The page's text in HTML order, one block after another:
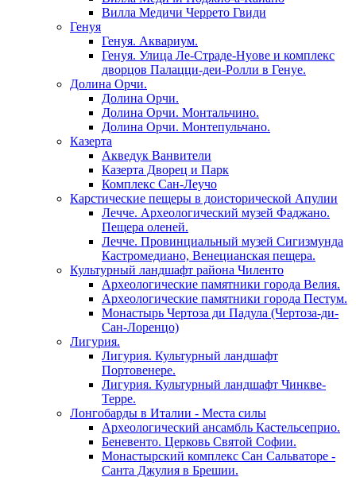
Вилла Медичи Черрето Гвиди
Генуя
Генуя. Аквариум.
Генуя. Улица Ле-Страде-Нуове и комплекс
дворцов Палацци-деи-Ролли в Генуе.
Долина Орчи.
Долина Орчи.
Долина Орчи. Монтальчино.
Долина Орчи. Монтепульчано.
Казерта
Акведук Ванвители
Казерта Дворец и Парк
Комплекс Сан-Леучо
Карстические пещеры в доисторической Апулии
Лечче. Археологический музей Фаджано.
Пещера оленей.
Лечче. Провинциальный музей Сигизмунда
Кастромедиано, Венецианская пещера.
Культурный ландшафт района Чиленто
Археологические памятники города Велия.
Археологические памятники города Пестум.
Монастырь Чертоза ди Падула (Чертоза-ди-
Сан-Лоренцо)
Лигурия.
Лигурия. Культурный ландшафт
Портовенере.
Лигурия. Культурный ландшафт Чинкве-
Терре.
Лонгобарды в Италии - Места силы
Археологический ансамбль Кастельсеприо.
Беневенто. Церковь Святой Софии.
Монастырский комплекс Сан Сальваторе -
Санта Джулия в Брешии.